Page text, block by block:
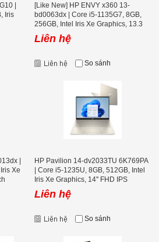
|
Iris
[Like New] HP ENVY x360 13-
bd0063dx | Core i5-1135G7, 8GB,
256GB, Intel Iris Xe Graphics, 13.3
inch FHD IPS Touch Screen
Liên hệ
So sánh
|
Xe
HP Pavilion 14-dv2033TU 6K769PA
| Core i5-1235U, 8GB, 512GB, Intel
Iris Xe Graphics, 14'' FHD IPS
Liên hệ
So sánh